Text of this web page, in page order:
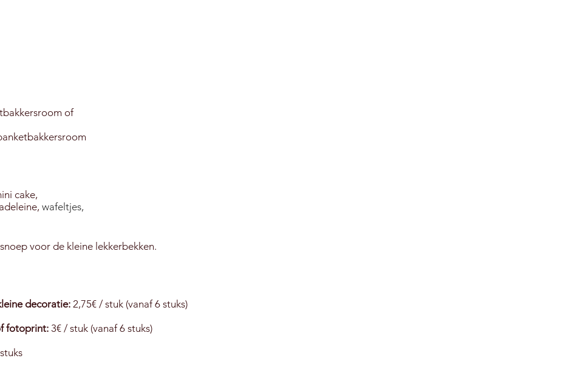
of
cake,
adeleine, wafeltjes,
voor de kleine lekkerbekken.
decoratie: 2,75€ / stuk (vanaf 6 stuks)
fotoprint:3€ / stuk (vanaf 6 stuks)